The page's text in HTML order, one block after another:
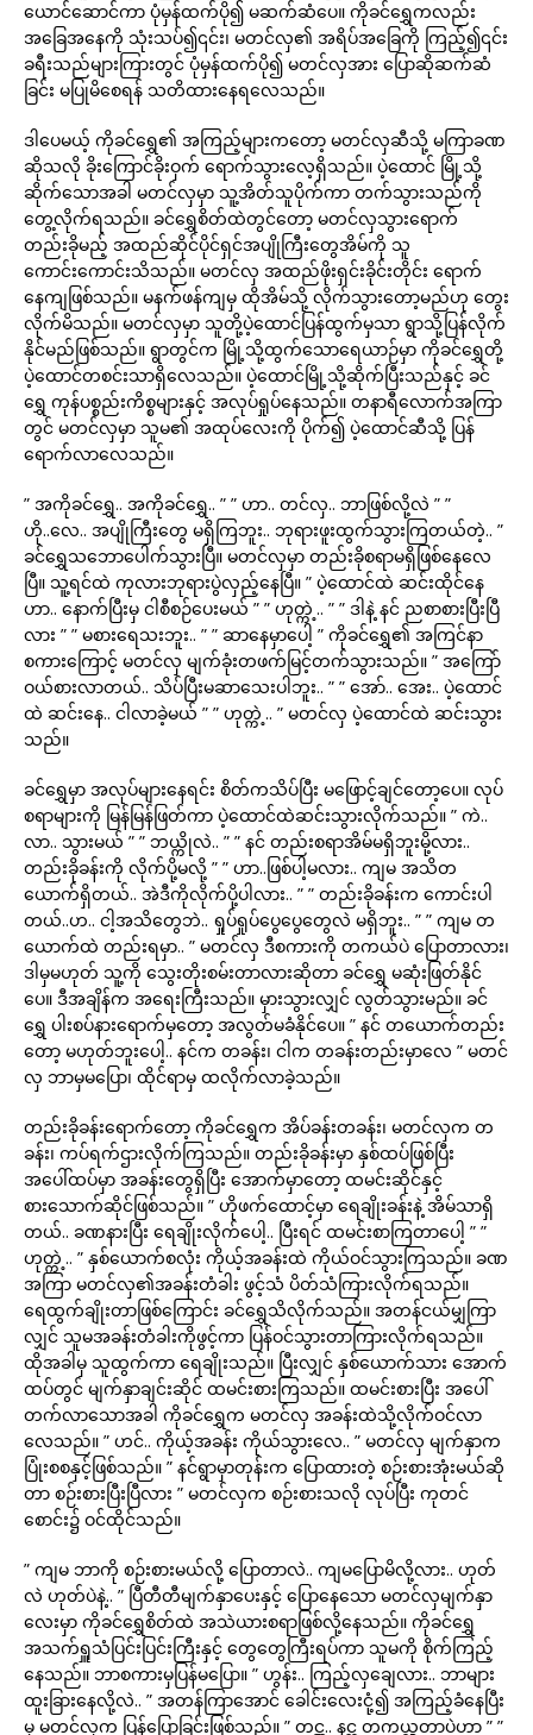
ယောင်ဆောင်ကာ ပုံမှန်ထက်ပို၍ မဆက်ဆံပေ။ ကိုခင်ရွှေကလည်း
အခြေအနေကို သုံးသပ်၍၎င်း၊ မတင်လှ၏ အရိပ်အခြေကို ကြည့်၍၎င်း
ခရီးသည်များကြားတွင် ပုံမှန်ထက်ပို၍ မတင်လှအား ပြောဆိုဆက်ဆံ
ခြင်း မပြုမိစေရန် သတိထားနေရလေသည်။
ဒါပေမယ့် ကိုခင်ရွှေ၏ အကြည့်များကတော့ မတင်လှဆီသို့ မကြာခဏ
ဆိုသလို ခိုးကြောင်ခိုးဝှက် ရောက်သွားလေ့ရှိသည်။ ပဲ့ထောင် မြို့သို့
ဆိုက်သောအခါ မတင်လှမှာ သူ့အိတ်သူပိုက်ကာ တက်သွားသည်ကို
တွေ့လိုက်ရသည်။ ခင်ရွှေစိတ်ထဲတွင်တော့ မတင်လှသွားရောက်
တည်းခိုမည့် အထည်ဆိုင်ပိုင်ရှင်အပျိုကြီးတွေအိမ်ကို သူ
ကောင်းကောင်းသိသည်။ မတင်လှ အထည်ဖိုးရှင်းခိုင်းတိုင်း ရောက်
နေကျဖြစ်သည်။ မနက်ဖန်ကျမှ ထိုအိမ်သို့ လိုက်သွားတော့မည်ဟု တွေး
လိုက်မိသည်။ မတင်လှမှာ သူတို့ပဲ့ထောင်ပြန်ထွက်မှသာ ရွာသို့ပြန်လိုက်
နိုင်မည်ဖြစ်သည်။ ရွာတွင်က မြို့သို့ထွက်သောရေယာဉ်မှာ ကိုခင်ရွှေတို့
ပဲ့ထောင်တစင်းသာရှိလေသည်။ ပဲ့ထောင်မြို့သို့ဆိုက်ပြီးသည်နှင့် ခင်
ရွှေ ကုန်ပစ္စည်းကိစ္စများနှင့် အလုပ်ရှုပ်နေသည်။ တနာရီလောက်အကြာ
တွင် မတင်လှမှာ သူမ၏ အထုပ်လေးကို ပိုက်၍ ပဲ့ထောင်ဆီသို့ ပြန်
ရောက်လာလေသည်။
” အကိုခင်ရွှေ.. အကိုခင်ရွှေ.. ” ” ဟာ.. တင်လှ.. ဘာဖြစ်လို့လဲ ” ”
ဟို..လေ.. အပျိုကြီးတွေ မရှိကြဘူး.. ဘုရားဖူးထွက်သွားကြတယ်တဲ့.. ”
ခင်ရွှေသဘောပေါက်သွားပြီ။ မတင်လှမှာ တည်းခိုစရာမရှိဖြစ်နေလေ
ပြီ။ သူ့ရင်ထဲ ကုလားဘုရားပွဲလှည့်နေပြီ။ ” ပဲ့ထောင်ထဲ ဆင်းထိုင်နေ
ဟာ.. နောက်ပြီးမှ ငါစီစဉ်ပေးမယ် ” ” ဟုတ္ကဲ့.. ” ” ဒါနဲ့ နင် ညစာစားပြီးပြီ
လား ” ” မစားရေသးဘူး.. ” ” ဆာနေမှာပေါ့ ” ကိုခင်ရွှေ၏ အကြင်နာ
စကားကြောင့် မတင်လှ မျက်ခုံးတဖက်မြင့်တက်သွားသည်။ ” အကြော်
ဝယ်စားလာတယ်.. သိပ်ပြီးမဆာသေးပါဘူး.. ” ” အော်.. အေး.. ပဲ့ထောင်
ထဲ ဆင်းနေ.. ငါလာခဲ့မယ် ” ” ဟုတ္ကဲ့.. ” မတင်လှ ပဲ့ထောင်ထဲ ဆင်းသွား
သည်။
ခင်ရွှေမှာ အလုပ်များနေရင်း စိတ်ကသိပ်ပြီး မဖြောင့်ချင်တော့ပေ။ လုပ်
စရာများကို မြန်မြန်ဖြတ်ကာ ပဲ့ထောင်ထဲဆင်းသွားလိုက်သည်။ ” ကဲ..
လာ.. သွားမယ် ” ” ဘယ္ကိုလဲ.. ” ” နင် တည်းစရာအိမ်မရှိဘူးမို့လား..
တည်းခိုခန်းကို လိုက်ပို့မလို့ ” ” ဟာ..ဖြစ်ပါ့မလား.. ကျမ အသိတ
ယောက်ရှိတယ်.. အဲဒီကိုလိုက်ပို့ပါလား.. ” ” တည်းခိုခန်းက ကောင်းပါ
တယ်..ဟ.. ငါ့အသိတွေဘဲ.. ရှုပ်ရှုပ်ပွေပွေတွေလဲ မရှိဘူး.. ” ” ကျမ တ
ယောက်ထဲ တည်းရမှာ.. ” မတင်လှ ဒီစကားကို တကယ်ပဲ ပြောတာလား၊
ဒါမှမဟုတ် သူ့ကို သွေးတိုးစမ်းတာလားဆိုတာ ခင်ရွှေ မဆုံးဖြတ်နိုင်
ပေ။ ဒီအချိန်က အရေးကြီးသည်။ မှားသွားလျှင် လွတ်သွားမည်။ ခင်
ရွှေ ပါးစပ်နားရောက်မှတော့ အလွတ်မခံနိုင်ပေ။ ” နင် တယောက်တည်း
တော့ မဟုတ်ဘူးပေါ့.. နင်က တခန်း၊ ငါက တခန်းတည်းမှာလေ ” မတင်
လှ ဘာမှမပြော၊ ထိုင်ရာမှ ထလိုက်လာခဲ့သည်။
တည်းခိုခန်းရောက်တော့ ကိုခင်ရွှေက အိပ်ခန်းတခန်း၊ မတင်လှက တ
ခန်း၊ ကပ်ရက်ဌားလိုက်ကြသည်။ တည်းခိုခန်းမှာ နှစ်ထပ်ဖြစ်ပြီး
အပေါ်ထပ်မှာ အခန်းတွေရှိပြီး အောက်မှာတော့ ထမင်းဆိုင်နှင့်
စားသောက်ဆိုင်ဖြစ်သည်။ ” ဟိုဖက်ထောင့်မှာ ရေချိုးခန်းနဲ့ အိမ်သာရှိ
တယ်.. ခဏနားပြီး ရေချိုးလိုက်ပေါ့.. ပြီးရင် ထမင်းစာကြတာပေါ့ ” ”
ဟုတ္ကဲ့.. ” နှစ်ယောက်စလုံး ကိုယ့်အခန်းထဲ ကိုယ်ဝင်သွားကြသည်။ ခဏ
အကြာ မတင်လှ၏အခန်းတံခါး ဖွင့်သံ ပိတ်သံကြားလိုက်ရသည်။
ရေထွက်ချိုးတာဖြစ်ကြောင်း ခင်ရွှေသိလိုက်သည်။ အတန်ငယ်မျှကြာ
လျှင် သူမအခန်းတံခါးကိုဖွင့်ကာ ပြန်ဝင်သွားတာကြားလိုက်ရသည်။
ထိုအခါမှ သူထွက်ကာ ရေချိုးသည်။ ပြီးလျှင် နှစ်ယောက်သား အောက်
ထပ်တွင် မျက်နှာချင်းဆိုင် ထမင်းစားကြသည်။ ထမင်းစားပြီး အပေါ်
တက်လာသောအခါ ကိုခင်ရွှေက မတင်လှ အခန်းထဲသို့လိုက်ဝင်လာ
လေသည်။ ” ဟင်.. ကိုယ့်အခန်း ကိုယ်သွားလေ.. ” မတင်လှ မျက်နှာက
ပြုံးစစနှင့်ဖြစ်သည်။ ” နင်ရွာမှာတုန်းက ပြောထားတဲ့ စဉ်းစားအုံးမယ်ဆို
တာ စဉ်းစားပြီးပြီလား ” မတင်လှက စဉ်းစားသလို လုပ်ပြီး ကုတင်
စောင်း၌ ဝင်ထိုင်သည်။
” ကျမ ဘာကို စဉ်းစားမယ်လို့ ပြောတာလဲ.. ကျမပြောမိလို့လား.. ဟုတ်
လဲ ဟုတ်ပဲနဲ့.. ” ပြီတီတီမျက်နှာပေးနှင့် ပြောနေသော မတင်လှမျက်နှာ
လေးမှာ ကိုခင်ရွှေစိတ်ထဲ အသဲယားစရာဖြစ်လို့နေသည်။ ကိုခင်ရွှေ
အသက်ရှူသံပြင်းပြင်းကြီးနှင့် တွေတွေကြီးရပ်ကာ သူမကို စိုက်ကြည့်
နေသည်။ ဘာစကားမှပြန်မပြော။ ” ဟွန်း.. ကြည့်လှချေလား.. ဘာများ
ထူးခြားနေလို့လဲ.. ” အတန်ကြာအောင် ခေါင်းလေးငုံ့၍ အကြည့်ခံနေပြီး
မှ မတင်လှက ပြန်ပြောခြင်းဖြစ်သည်။ ” တင္လွ.. နင္က တကယ္လွတာပဲဟာ ” ”